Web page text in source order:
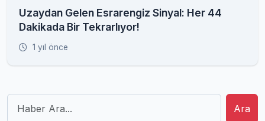
Uzaydan Gelen Esrarengiz Sinyal: Her 44
Dakikada Bir Tekrarlıyor!
1 yıl önce
Ara